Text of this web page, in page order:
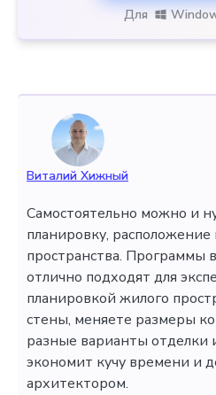
Для
Виталий Хижный
Самостоятельно можно и
планировку,
пространства.
отлично подходят для
планировкой жилого
стены, меняете размеры
разные варианты отделки
экономит кучу времени и
архитектором.